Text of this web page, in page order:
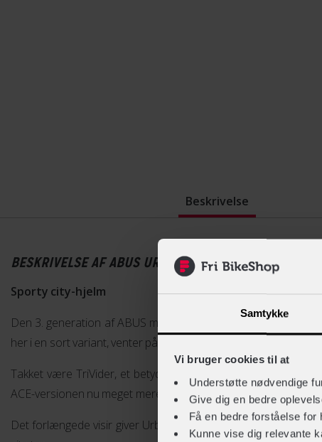
Samtykke
Vi bruger cookies til at
Understøtte nødvendige
Give dig en bedre
Få en bedre forståelse
Kunne vise dig relevante
Beskrivelse
BESKRIVELSE AF ABUS URBAN-I 3.0 ACE
Sporty city-hjelm
Den 3. generation af ABUS mest populære city-hjelm får en
her i en sort variant, venter på sit næste eventyr med fire nye
Takket være TriVider, et betydeligt større visir og et revideret
ACE-versionen nu meget mere sporty ud.
Det forlængede visir giver Urban-I 3.0 ACE et strejf af